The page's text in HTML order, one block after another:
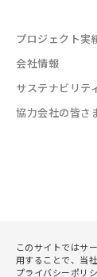
プロジェクト実
会社情報
サステナビリテ
協力会社の皆さ
サイトマ
このサイトではサ
用することで、当
プライバシーポリ